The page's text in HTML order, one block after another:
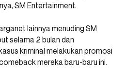
SM Entertainment.
lainnya menuding SM
selama 2 bulan dan
kriminal melakukan promosi
mereka baru-baru ini.